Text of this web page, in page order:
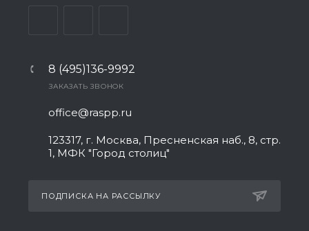
8 (495)136-9992
ЗАКАЗАТЬ ЗВОНОК
office@raspp.ru
123317, г. Москва, Пресненская наб., 8, стр.
1, МФК "Город столиц"
ПОДПИСКА НА РАССЫЛКУ